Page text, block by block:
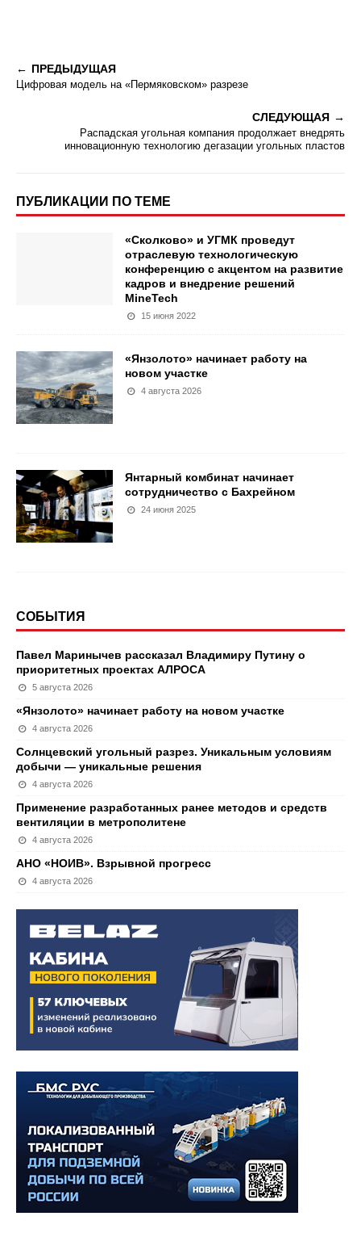
ПРЕДЫДУЩАЯ
Цифровая модель на «Пермяковском» разрезе
СЛЕДУЮЩАЯ
Распадская угольная компания продолжает внедрять
инновационную технологию дегазации угольных пластов
ПУБЛИКАЦИИ ПО ТЕМЕ
«Сколково» и УГМК проведут
отраслевую технологическую
конференцию с акцентом на развитие
кадров и внедрение решений
MineTech
15 июня 2022
«Янзолото» начинает работу на
новом участке
4 августа 2026
Янтарный комбинат начинает
сотрудничество с Бахрейном
24 июня 2025
СОБЫТИЯ
Павел Маринычев рассказал Владимиру Путину о
приоритетных проектах АЛРОСА
5 августа 2026
«Янзолото» начинает работу на новом участке
4 августа 2026
Солнцевский угольный разрез. Уникальным условиям
добычи — уникальные решения
4 августа 2026
Применение разработанных ранее методов и средств
вентиляции в метрополитене
4 августа 2026
АНО «НОИВ». Взрывной прогресс
4 августа 2026